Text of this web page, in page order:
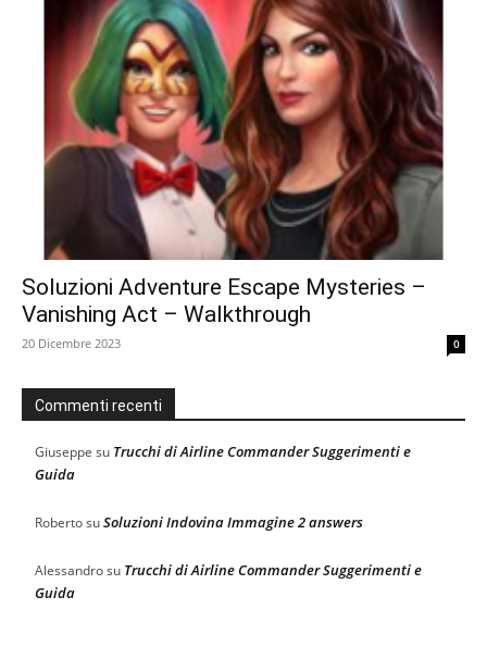
Soluzioni Adventure Escape Mysteries –
Vanishing Act – Walkthrough
20 Dicembre 2023 0
Commenti recenti
Giuseppe su Trucchi di Airline Commander Suggerimenti e
Guida
RobertosuSoluzioni Indovina Immagine 2 answers
Alessandrosu Trucchi di Airline Commander Suggerimenti e
Guida